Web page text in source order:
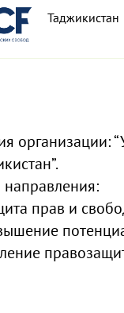
Таджикистан
организации:
прав и